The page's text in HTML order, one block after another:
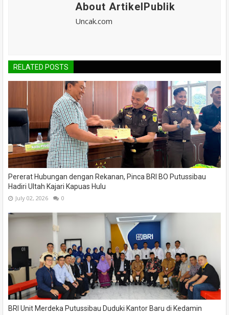
About ArtikelPublik
Uncak.com
RELATED POSTS
Pererat Hubungan dengan Rekanan, Pinca BRI BO Putussibau
Hadiri Ultah Kajari Kapuas Hulu
July 02, 2026 0
BRI Unit Merdeka Putussibau Duduki Kantor Baru di Kedamin